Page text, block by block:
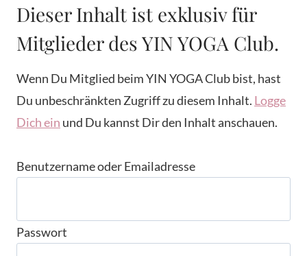
Dieser Inhalt ist exklusiv für
Mitglieder des YIN YOGA Club.
Wenn Du Mitglied beim YIN YOGA Club bist, hast
Du unbeschränkten Zugriff zu diesem Inhalt. Logge
Dich ein und Du kannst Dir den Inhalt anschauen.
Benutzername oder Emailadresse
Passwort